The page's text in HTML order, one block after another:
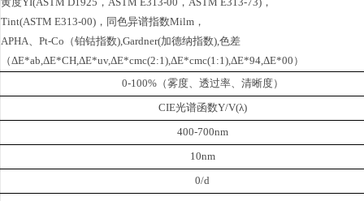
Tint(ASTM E313-00)，同色异谱指数Milm，
APHA、Pt-Co（铂钴指数),Gardner(加德纳指数),色差
（ΔE*ab,ΔE*CH,ΔE*uv,ΔE*cmc(2:1),ΔE*cmc(1:1),ΔE*94,ΔE*00）
0-100%（雾度、透过率、清晰度）
CIE光谱函数Y/V(λ)
400-700nm
10nm
0/d